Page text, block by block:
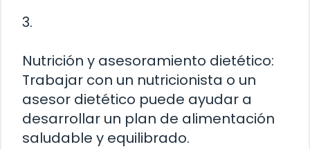
3.
Nutrición y asesoramiento dietético:
Trabajar con un nutricionista o un
asesor dietético puede ayudar a
desarrollar un plan de alimentación
saludable y equilibrado.